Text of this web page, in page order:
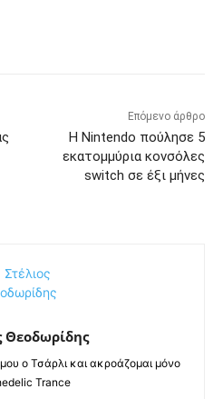
Επόμενο άρθρο
Η Nintendo πούλησε 5
εκατομμύρια κονσόλες
switch σε έξι μήνες
Θεοδωρίδης
ο Τσάρλι και ακροάζομαι μόνο
Trance